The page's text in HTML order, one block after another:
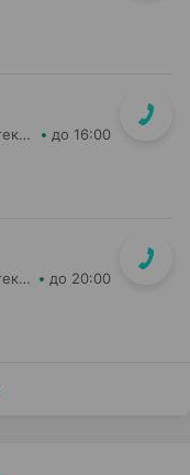
Столичная Аптека СП Самбест ООО Аптека №16 до 16:00
Столичная Аптека СП Самбест ООО Аптека №1 до 20:00